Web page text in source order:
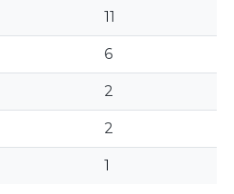
11
6
2
2
1